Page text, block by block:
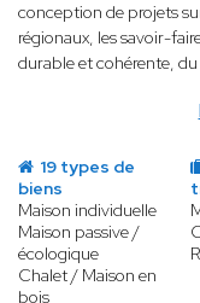
conception de projets
régionaux, les savoir-
durable et cohérente, du
19 types de
biens
Maison individuelle
Maison passive /
écologique
Chalet / Maison en
bois